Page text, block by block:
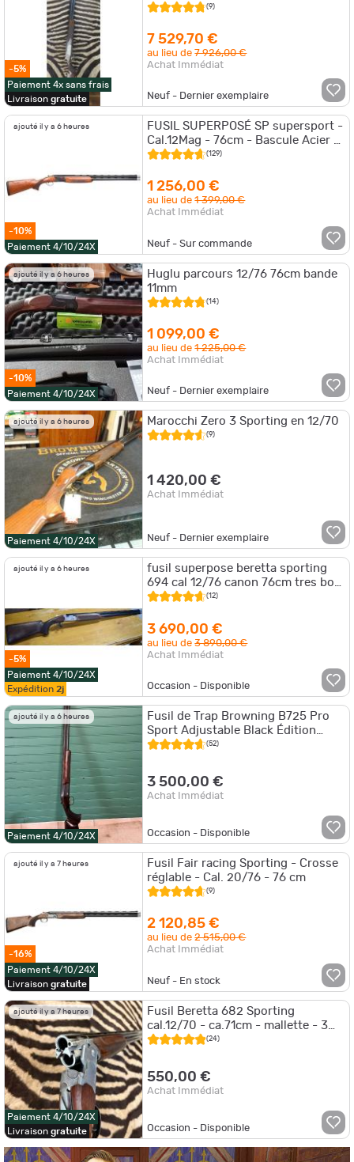
-5%
Paiement 4x sans frais
Livraison gratuite
76cm 8 chokes - mallette
(9)
7 529,70 €
au lieu de7 926,00 €
Achat Immédiat
Neuf - Dernier exemplaire
ajouté il y a 6 heures
-10%
Paiement 4/10/24X
FUSIL SUPERPOSÉ SP supersport -
Cal.12Mag - 76cm - Bascule Acier -
Busc réglable ATA ASP12SUPSP76R
(129)
1 256,00 €
au lieu de1 399,00 €
Achat Immédiat
Neuf - Sur commande
ajouté il y a 6 heures
-10%
Paiement 4/10/24X
Huglu parcours 12/76 76cm bande
11mm
(14)
1 099,00 €
au lieu de1 225,00 €
Achat Immédiat
Neuf - Dernier exemplaire
ajouté il y a 6 heures
Paiement 4/10/24X
Marocchi Zero 3 Sporting en 12/70
(9)
1 420,00 €
Achat Immédiat
Neuf - Dernier exemplaire
ajouté il y a 6 heures
-5%
Paiement 4/10/24X
Expédition 2j
fusil superpose beretta sporting
694 cal 12/76 canon 76cm tres bon
etat
(12)
3 690,00 €
au lieu de3 890,00 €
Achat Immédiat
Occasion - Disponible
ajouté il y a 6 heures
Paiement 4/10/24X
Fusil de Trap Browning B725 Pro
Sport Adjustable Black Édition
calibre 12
(52)
3 500,00 €
Achat Immédiat
Occasion - Disponible
ajouté il y a 7 heures
-16%
Paiement 4/10/24X
Livraison gratuite
Fusil Fair racing Sporting - Crosse
réglable - Cal. 20/76 - 76 cm
(9)
2 120,85 €
au lieu de2 515,00 €
Achat Immédiat
Neuf - En stock
ajouté il y a 7 heures
Paiement 4/10/24X
Livraison gratuite
Fusil Beretta 682 Sporting
cal.12/70 - ca.71cm - mallette - 3
chokes
(24)
550,00 €
Achat Immédiat
Occasion - Disponible